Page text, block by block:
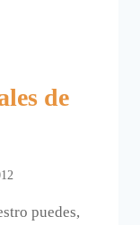
de
puedes,